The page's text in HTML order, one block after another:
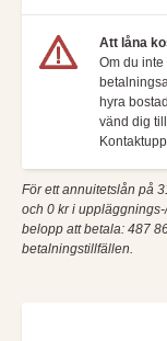
Att låna
Om du
hyra
vänd dig
För ett annuitetslån på
och 0 kr i
belopp att betala: 487
betalningstillfällen.